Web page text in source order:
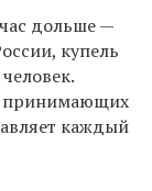
дольше —
купель
принимающих
каждый